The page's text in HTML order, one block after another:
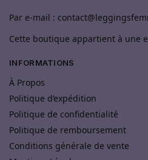
Par e-mail :
Cette boutique appartient à une
INFORMATIONS
À Propos
Politique d’expédition
Politique de confidentialité
Politique de remboursement
Conditions générale de vente